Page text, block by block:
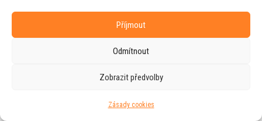
Příjmout
Odmítnout
Zobrazit předvolby
Zásady cookies